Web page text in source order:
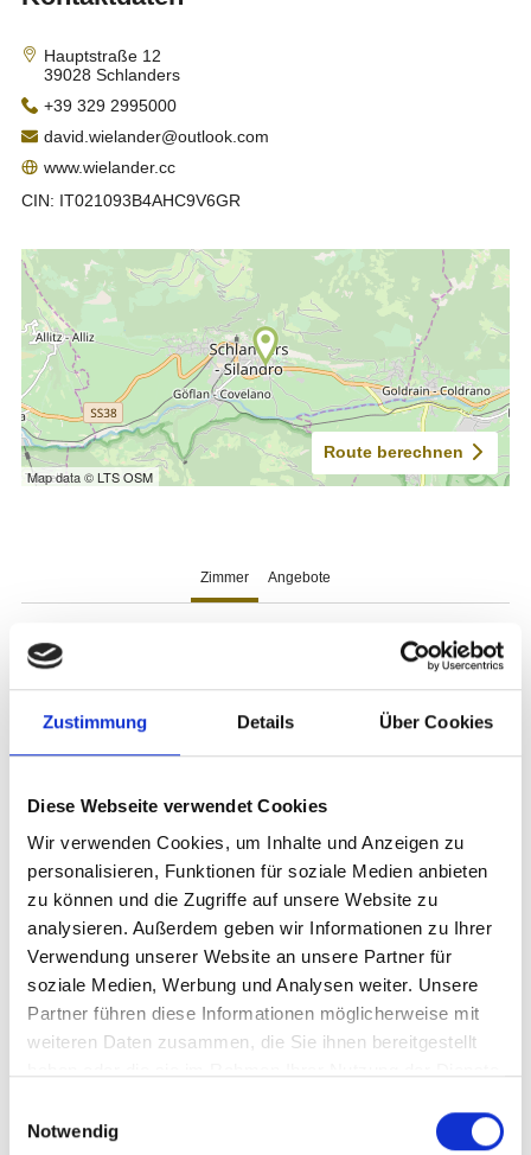
Zustimmung Details Über Cookies
Diese Webseite verwendet Cookies
Wir verwenden Cookies, um Inhalte und Anzeigen zu
personalisieren, Funktionen für soziale Medien anbieten
zu können und die Zugriffe auf unsere Website zu
analysieren. Außerdem geben wir Informationen zu Ihrer
Verwendung unserer Website an unsere Partner für
soziale Medien, Werbung und Analysen weiter. Unsere
Partner führen diese Informationen möglicherweise mit
weiteren Daten zusammen, die Sie ihnen bereitgestellt
Notwendig